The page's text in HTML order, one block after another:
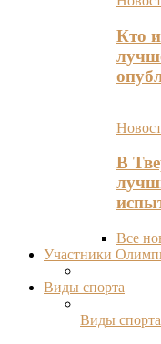
Кто
В
Все
Участники
Виды спорта
Виды спорта